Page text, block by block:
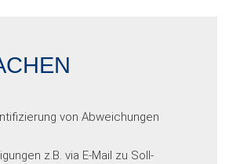
von Abweichungen
z.B. via E-Mail zu Soll-